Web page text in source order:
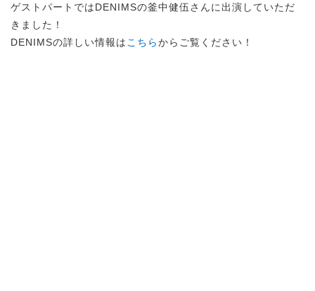
ゲストパートではDENIMSの釜中健伍さんに出演していただ
きました！
DENIMSの詳しい情報は こちらからご覧ください！